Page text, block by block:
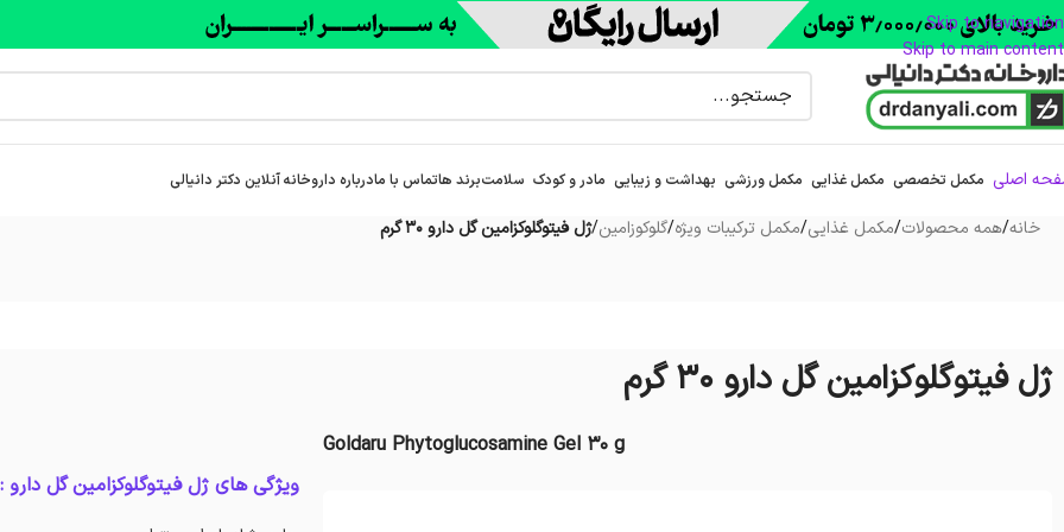
Skip to navigation
Skip to main content
اصلی مکمل تخصصی مکمل غذایی مکمل ورزشی بهداشت و زیبایی مادر و کودک سلامتبرند هاتماس با مادرباره‌ داروخانه آنلاین دکتر دانیالی
خانه/همه محصولات/مکمل غذایی/مکمل ترکیبات ویژه/گلوکوزامین/ژل فیتوگلوکزامین گل دارو ۳۰ گرم
ژل فیتوگلوکزامین گل دارو ۳۰ گرم
Goldaru Phytoglucosamine Gel 30 g
ویژگی های ژل فیتوگلوکزامین گل دارو :